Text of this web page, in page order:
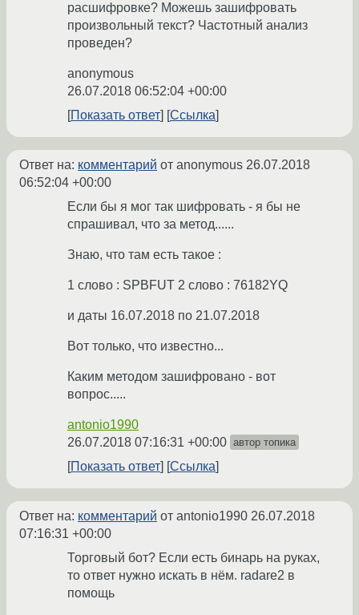
расшифровке? Можешь зашифровать
произвольный текст? Частотный анализ
проведен?
anonymous
26.07.2018 06:52:04 +00:00
Показать ответ
Ссылка
Ответ на: комментарий от anonymous 26.07.2018
06:52:04 +00:00
Если бы я мог так шифровать - я бы не
спрашивал, что за метод......
Знаю, что там есть такое :
1 слово : SPBFUT 2 слово : 76182YQ
и даты 16.07.2018 по 21.07.2018
Вот только, что известно...
Каким методом зашифровано - вот
вопрос.....
antonio1990
26.07.2018 07:16:31 +00:00 автор топика
Показать ответ Ссылка
Ответ на: комментарий от antonio1990 26.07.2018
07:16:31 +00:00
Торговый бот? Если есть бинарь на руках,
то ответ нужно искать в нём. radare2 в
помощь